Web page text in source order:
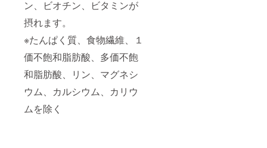
ン、ビオチン、ビタミンが
摂れます。
※たんぱく質、食物繊維、１
価不飽和脂肪酸、多価不飽
和脂肪酸、リン、マグネシ
ウム、カルシウム、カリウ
ムを除く